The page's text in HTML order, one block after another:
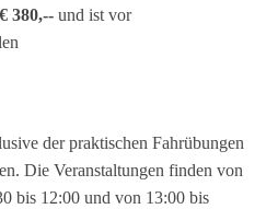
€ 380,-- und ist vor
der praktischen Fahrübungen
Die Veranstaltungen finden von
bis 12:00 und von 13:00 bis